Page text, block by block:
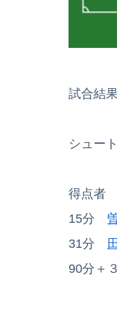
試合結
シュー
得点者
15分
31分
90分＋